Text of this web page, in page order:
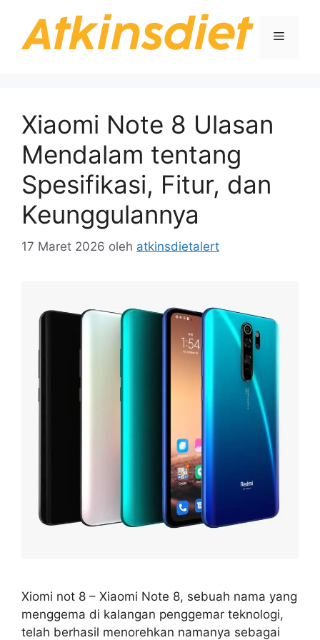
Menu
Xiaomi Note 8 Ulasan
Mendalam tentang
Spesifikasi, Fitur, dan
Keunggulannya
17 Maret 2026 oleh atkinsdietalert
Xiomi not 8 – Xiaomi Note 8, sebuah nama yang
menggema di kalangan penggemar teknologi,
telah berhasil menorehkan namanya sebagai